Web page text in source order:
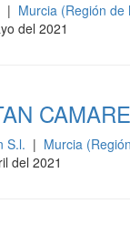
| Murcia (Región de
del 2021
S.l. | Murcia
del 2021